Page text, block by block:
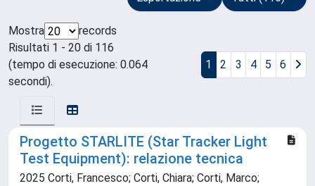
Mostra
records
Risultati 1 - 20 di 116
(tempo di esecuzione: 0.064
secondi).
1 2 3 4 5 6
Progetto STARLITE (Star Tracker Light
Test Equipment): relazione tecnica
2025 Corti, Francesco; Corti, Chiara; Corti, Marco;